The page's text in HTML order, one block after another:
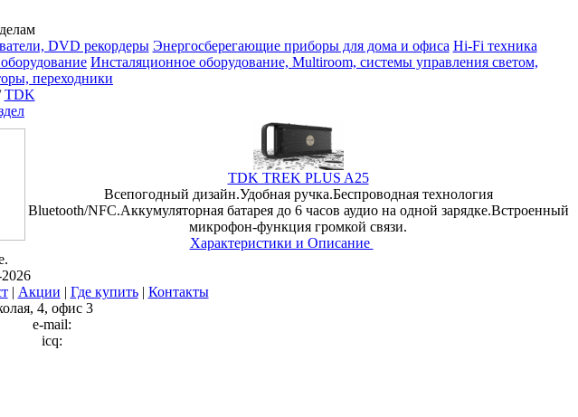
DVD рекордеры Энергосберегающие приборы для дома и офиса Hi-Fi техника
Инсталяционное оборудование, Multiroom, системы управления светом,
переходники
TDK
TDK TREK PLUS A25
Всепогодный дизайн.Удобная ручка.Беспроводная технология
Bluetooth/NFC.Аккумуляторная батарея до 6 часов аудио на одной зарядке.Встроенный
микрофон-функция громкой связи.
Характеристики и Описание
| Акции | Где купить| Контакты
4, офис 3
e-mail:
icq: